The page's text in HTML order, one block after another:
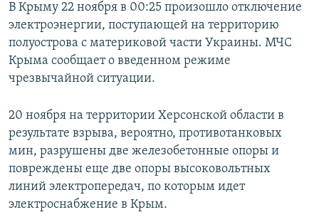
В Крыму 22 ноября в 00:25 произошло отключение
электроэнергии, поступающей на территорию
полуострова с материковой части Украины. МЧС
Крыма сообщает о введенном режиме
чрезвычайной ситуации.
20 ноября на территории Херсонской области в
результате взрыва, вероятно, противотанковых
мин, разрушены две железобетонные опоры и
повреждены еще две опоры высоковольтных
линий электропередач, по которым идет
электроснабжение в Крым.